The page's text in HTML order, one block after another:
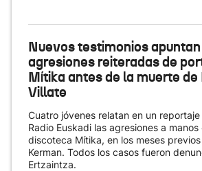
Nuevos testimonios
agresiones reiteradas de
Mítika antes de la muerte de
Villate
Cuatro jóvenes relatan en un
Radio Euskadi las agresiones a
discoteca Mítika, en los meses
Kerman. Todos los casos fueron
Ertzaintza.